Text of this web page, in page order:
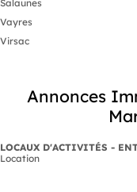
Salaunes
Vayres
Virsac
Annonces
LOCAUX D'ACTIVITÉS -
Location